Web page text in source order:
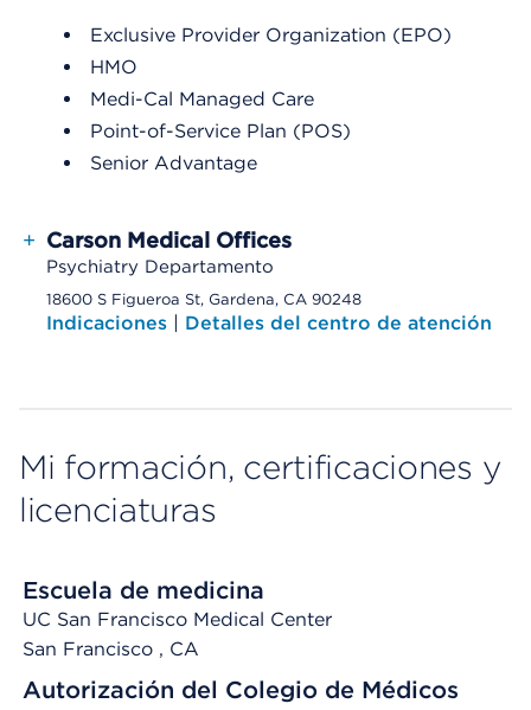
Exclusive Provider Organization (EPO)
HMO
Medi-Cal Managed Care
Point-of-Service Plan (POS)
Senior Advantage
+ Carson Medical Offices
Psychiatry Departamento
18600 S Figueroa St, Gardena, CA 90248
Indicaciones | Detalles del centro de atención
Mi formación, certificaciones y
licenciaturas
Escuela de medicina
UC San Francisco Medical Center
San Francisco , CA
Autorización del Colegio de Médicos